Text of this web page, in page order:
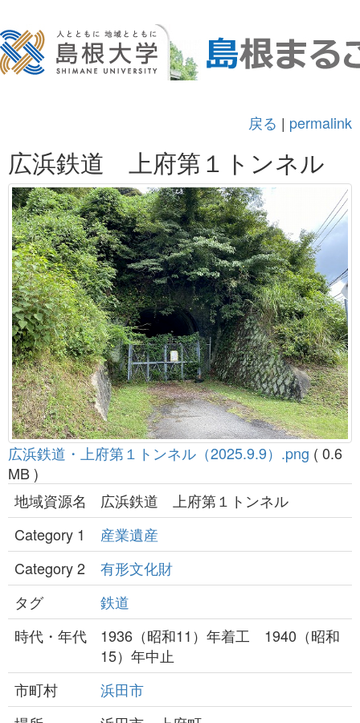
戻る | permalink
広浜鉄道 上府第１トンネル
広浜鉄道・上府第１トンネル（2025.9.9）.png ( 0.6
MB )
地域資源名
広浜鉄道 上府第１トンネル
Category 1
産業遺産
Category 2
有形文化財
タグ
鉄道
時代・年代
1936（昭和11）年着工 1940（昭和
15）年中止
市町村
浜田市